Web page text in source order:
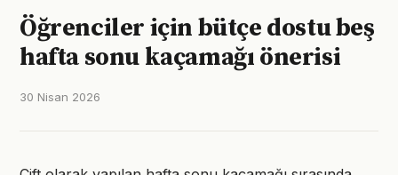
Öğrenciler için bütçe dostu beş
hafta sonu kaçamağı önerisi
30 Nisan 2026